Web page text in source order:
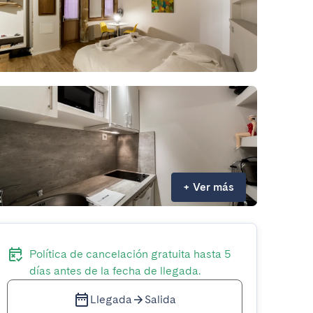
+ Ver más
Política de cancelación gratuita hasta 5
días antes de la fecha de llegada.
Llegada Salida